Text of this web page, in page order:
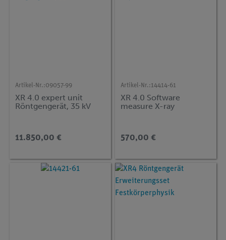
Artikel-Nr.:09057-99
XR 4.0 expert unit
Röntgengerät, 35 kV
11.850,00 €
Artikel-Nr.:14414-61
XR 4.0 Software
measure X-ray
570,00 €